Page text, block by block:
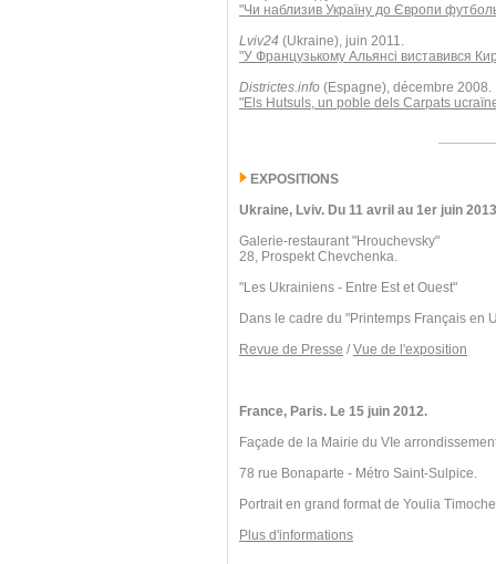
"Чи наблизив Україну до Європи
Lviv24 (Ukraine), juin 2011.
"У Французькому Альянсі виставився
Districtes.info (Espagne), décembre 2008.
"Els Hutsuls, un poble dels Carpats
EXPOSITIONS
Ukraine, Lviv. Du 11 avril au 1er juin
Galerie-restaurant "Hrouchevsky"
28, Prospekt Chevchenka.
"Les Ukrainiens - Entre Est et Ouest"
Dans le cadre du "Printemps Français en
Revue de Presse /Vue de l'exposition
France, Paris. Le 15 juin 2012.
Façade de la Mairie du VIe
78 rue Bonaparte - Métro Saint-Sulpice.
Portrait en grand format de Youlia
Plus d'informations